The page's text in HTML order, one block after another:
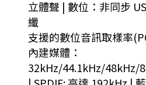
立體聲 | 數位：非同步
纖
支援的數位音訊取樣率
內建媒體：
32kHz/44.1kHz/48kHz/